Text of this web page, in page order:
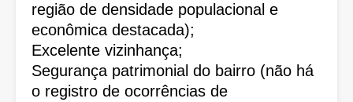
região de densidade populacional e
econômica destacada);
Excelente vizinhança;
Segurança patrimonial do bairro (não há
o registro de ocorrências de